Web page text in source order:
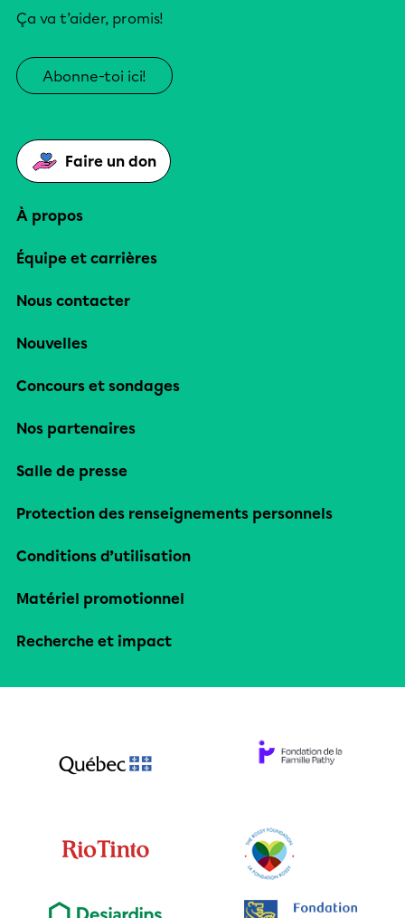
Ça va t’aider, promis!
Abonne-toi ici!
Faire un don
À propos
Équipe et carrières
Nous contacter
Nouvelles
Concours et sondages
Nos partenaires
Salle de presse
Protection des renseignements personnels
Conditions d’utilisation
Matériel promotionnel
Recherche et impact